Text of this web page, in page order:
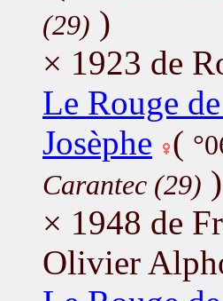
(29) )
× 1923 de
Le Rouge
Josèphe (
Carantec (29) )
× 1948 de
Olivier